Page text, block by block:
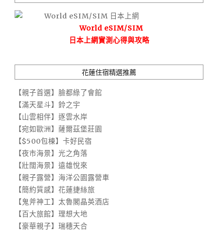
World eSIM/SIM
日本上網實測心得與攻略
花蓮住宿精選推薦
【親子首選】臉都綠了會館
【滿天星斗】鈴之宇
【山雲相伴】逐雲水岸
【宛如歐洲】薩爾茲堡莊園
【$500包棟】卡好民宿
【夜市海景】光之角落
【壯闊海景】遠雄悅來
【親子露營】海洋公園露營車
【簡約質感】花蓮捷絲旅
【鬼斧神工】太魯閣晶英酒店
【百大旅館】理想大地
【豪華親子】瑞穗天合